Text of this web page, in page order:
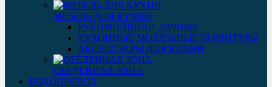
МЕБЕЛЬ ДЛЯ КУХНИ
РУКОМОЙНИКИ ДАЧНЫЕ
КУХОННЫЕ МОДУЛЬНЫЕ ГАРНИТУРЫ
АКСЕССУАРЫ ДЛЯ КУХНИ
ОБЕДЕННАЯ ЗОНА
ВОДОПРОВОД